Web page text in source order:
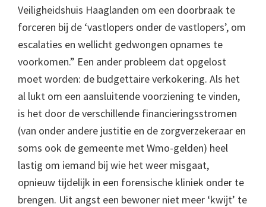
Veiligheidshuis Haaglanden om een doorbraak te
forceren bij de ‘vastlopers onder de vastlopers’, om
escalaties en wellicht gedwongen opnames te
voorkomen.” Een ander probleem dat opgelost
moet worden: de budgettaire verkokering. Als het
al lukt om een aansluitende voorziening te vinden,
is het door de verschillende financieringsstromen
(van onder andere justitie en de zorgverzekeraar en
soms ook de gemeente met Wmo-gelden) heel
lastig om iemand bij wie het weer misgaat,
opnieuw tijdelijk in een forensische kliniek onder te
brengen. Uit angst een bewoner niet meer ‘kwijt’ te